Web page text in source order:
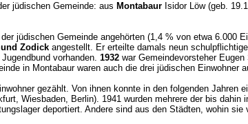
jüdischen Gemeinde: aus Montabaur Isidor Löw (geb.
jüdischen Gemeinde angehörten (1,4 % von etwa 6.000
Zodick angestellt. Er erteilte damals neun
vorhanden. 1932 war Gemeindevorsteher
in Montabaur waren auch die drei jüdischen Einwohner
gezählt. Von ihnen konnte in den folgenden
Wiesbaden, Berlin). 1941 wurden mehrere der bis
deportiert. Andere sind aus den Städten, wohin